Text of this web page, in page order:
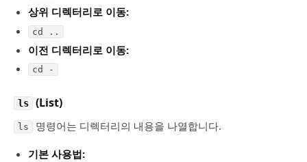
상위 디렉터리로 이동:
cd ..
이전 디렉터리로 이동:
cd -
ls (List)
ls 명령어는 디렉터리의 내용을 나열합니다.
기본 사용법: